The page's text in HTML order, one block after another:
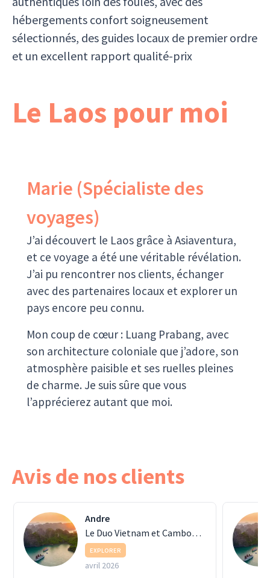
hébergements confort soigneusement
sélectionnés, des guides locaux de premier ordre
et un excellent rapport qualité-prix
Le Laos pour moi
Marie (Spécialiste des
voyages)
J’ai découvert le Laos grâce à Asiaventura,
et ce voyage a été une véritable révélation.
J’ai pu rencontrer nos clients, échanger
avec des partenaires locaux et explorer un
pays encore peu connu.
Mon coup de cœur : Luang Prabang, avec
son architecture coloniale que j’adore, son
atmosphère paisible et ses ruelles pleines
de charme. Je suis sûre que vous
l’apprécierez autant que moi.
Avis de nos clients
Andre
Le Duo Vietnam et Cambodge
EXPLORER
avril 2026